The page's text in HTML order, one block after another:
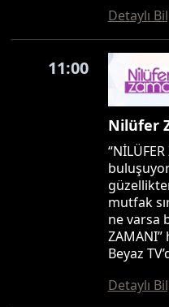
Detaylı
11:00
Nilüfer
mutfak
ne varsa
ZAMANI”
Beyaz
Detaylı